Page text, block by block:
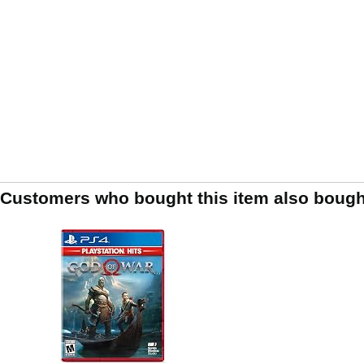
Customers who bought this item also